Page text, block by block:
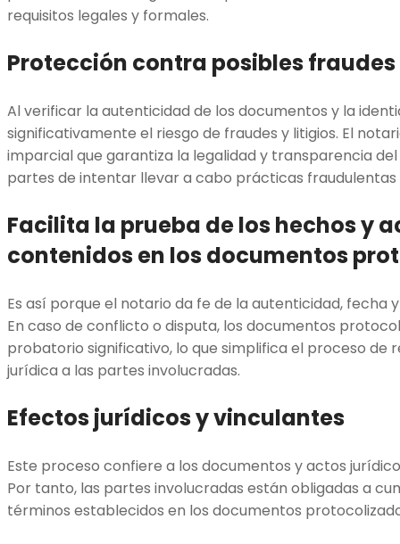
requisitos legales y formales.
Protección contra posibles
Al verificar la autenticidad de los documentos y la
significativamente el riesgo de fraudes y litigios. El
imparcial que garantiza la legalidad y transparencia
partes de intentar llevar a cabo prácticas fraudulentas
Facilita la prueba de los hechos y
contenidos en los documentos
Es así porque el notario da fe de la autenticidad, fecha
En caso de conflicto o disputa, los documentos
probatorio significativo, lo que simplifica el proceso de
jurídica a las partes involucradas.
Efectos jurídicos y vinculantes
Este proceso confiere a los documentos y actos
Por tanto, las partes involucradas están obligadas a
términos establecidos en los documentos